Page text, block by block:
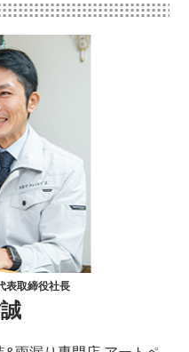
表取締役社長